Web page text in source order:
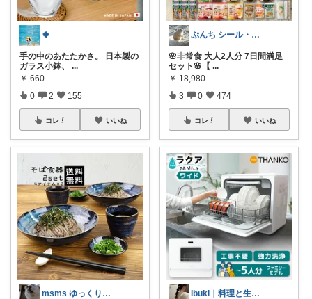
🍀
手の中のあたたかさ。 日本製の
ガラス小鉢、
...
￥ 660
0 2 155
コレ いいね
msms ゆっくりです🐢
ぷんち シール・ファンシー雑貨多め
🌸非常食 大人2人分 7日間満足
セット🌸【 ...
￥ 18,980
3 0 474
コレ いいね
Ibuki｜料理と生活が楽しくなる道具